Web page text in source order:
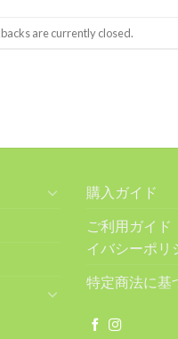
are currently closed.
購入ガイド
ご利用ガイド
イバシーポリ
特定商法に基